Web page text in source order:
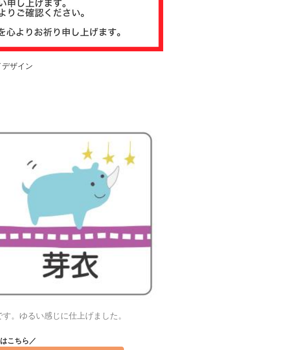
会社概要
会員登録
ザイン
。ゆるい感じに仕上げました。
こちら／